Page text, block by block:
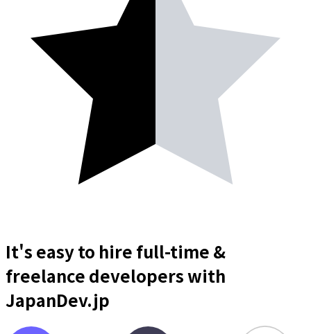
It's easy to hire full-time &
freelance developerswith
JapanDev.jp